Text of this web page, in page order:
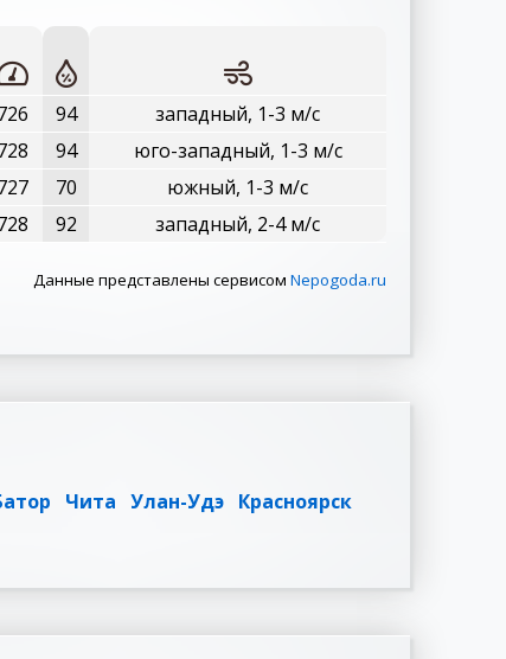
94
западный, 1-3 м/с
94
юго-западный, 1-3 м/с
70
южный, 1-3 м/с
92 западный, 2-4 м/с
Данные представлены сервисом Nepogoda.ru
Чита Улан-Удэ Красноярск